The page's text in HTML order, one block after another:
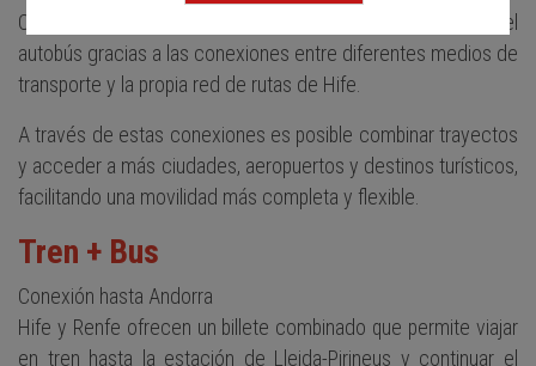
Con Hife Enlace puedes continuar tu viaje más allá del
autobús gracias a las conexiones entre diferentes medios de
transporte y la propia red de rutas de Hife.
A través de estas conexiones es posible combinar trayectos
y acceder a más ciudades, aeropuertos y destinos turísticos,
facilitando una movilidad más completa y flexible.
Tren + Bus
Conexión hasta Andorra
Hife y Renfe ofrecen un billete combinado que permite viajar
en tren hasta la estación de Lleida-Pirineus y continuar el